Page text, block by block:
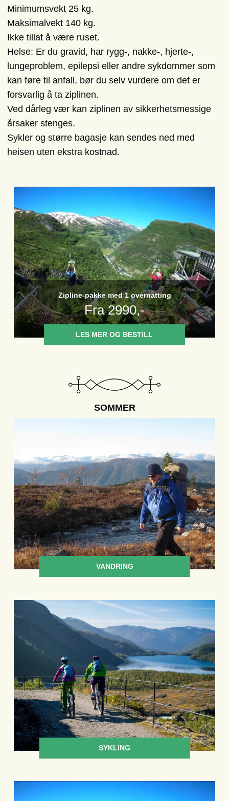
Minimumsvekt 25 kg.
Maksimalvekt 140 kg.
Ikke tillat å være ruset.
Helse: Er du gravid, har rygg-, nakke-, hjerte-,
lungeproblem, epilepsi eller andre sykdommer som
kan føre til anfall, bør du selv vurdere om det er
forsvarlig å ta ziplinen.
Ved dårleg vær kan ziplinen av sikkerhetsmessige
årsaker stenges.
Sykler og større bagasje kan sendes ned med
heisen uten ekstra kostnad.
Zipline-pakke med 1 overnatting
Fra 2990,-
LES MER OG BESTILL
SOMMER
VANDRING
SYKLING